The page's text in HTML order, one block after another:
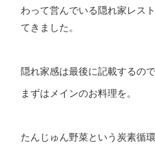
わって営んでいる隠れ家レス
てきました。
隠れ家感は最後に記載するので
まずはメインのお料理を。
たんじゅん野菜という炭素循